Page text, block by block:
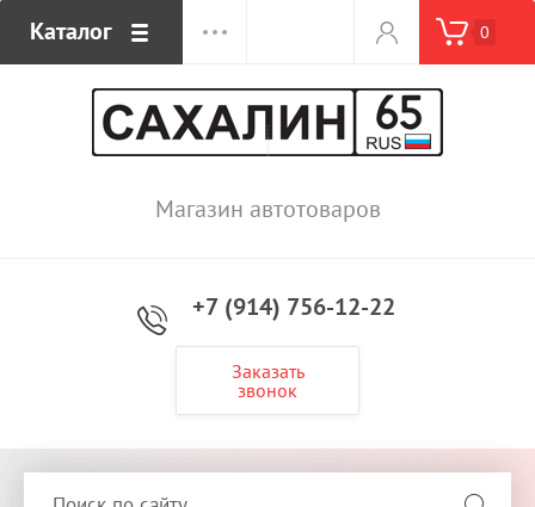
Каталог 0
Магазин автотоваров
+7 (914) 756-12-22
Заказать
звонок